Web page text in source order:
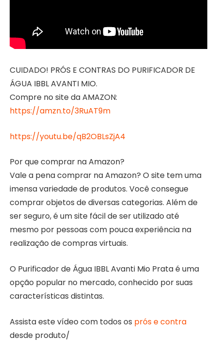
CUIDADO! PRÓS E CONTRAS DO PURIFICADOR DE
ÁGUA IBBL AVANTI MIO.
Compre no site da AMAZON:
https://amzn.to/3RuAT9m
https://youtu.be/qB2OBLsZjA4
Por que comprar na Amazon?
Vale a pena comprar na Amazon? O site tem uma
imensa variedade de produtos. Você consegue
comprar objetos de diversas categorias. Além de
ser seguro, é um site fácil de ser utilizado até
mesmo por pessoas com pouca experiência na
realização de compras virtuais.
O Purificador de Água IBBL Avanti Mio Prata é uma
opção popular no mercado, conhecido por suas
características distintas.
Assista este vídeo com todos os prós e contra
desde produto/